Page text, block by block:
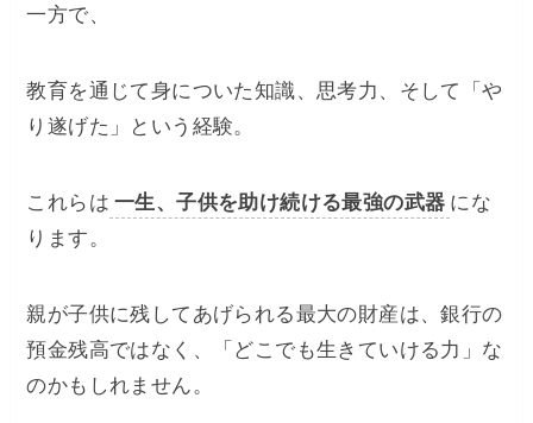
​一方で、
教育を通じて身についた知識、思考力、そして「や
り遂げた」という経験。
これらは 一生、子供を助け続ける最強の武器 にな
ります。
​親が子供に残してあげられる最大の財産は、銀行の
預金残高ではなく、「どこでも生きていける力」な
のかもしれません。